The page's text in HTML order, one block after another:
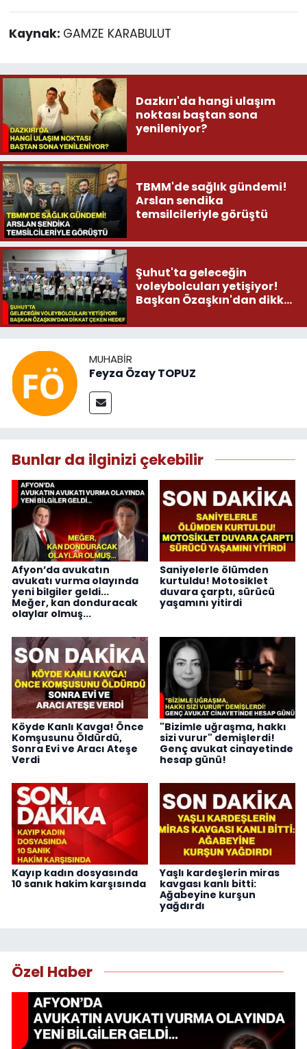
Kaynak: GAMZE KARABULUT
Dazkırı'da hangi ulaşım
noktası baştan sona
yenileniyor?
TBMM'de sağlık gündemi!
Arslan sendika
temsilcileriyle görüştü
Şuhut'ta geleceğin
voleybolcuları yetişiyor!
Başkan Özaşkın'dan dikkat
MUHABIR
Feyza Özay TOPUZ
Bunlar da ilginizi çekebilir
Afyon’da avukatın
avukatı vurma olayında
yeni bilgiler geldi...
Meğer, kan donduracak
olaylar olmuş...
Saniyelerle ölümden
kurtuldu! Motosiklet
duvara çarptı, sürücü
yaşamını yitirdi
Köyde Kanlı Kavga! Önce
Komşusunu Öldürdü,
Sonra Evi ve Aracı Ateşe
Verdi
"Bizimle uğraşma, hakkı
sizi vurur" demişlerdi!
Genç avukat cinayetinde
hesap günü!
Kayıp kadın dosyasında
10 sanık hakim karşısında
Yaşlı kardeşlerin miras
kavgası kanlı bitti:
Ağabeyine kurşun
yağdırdı
Özel Haber